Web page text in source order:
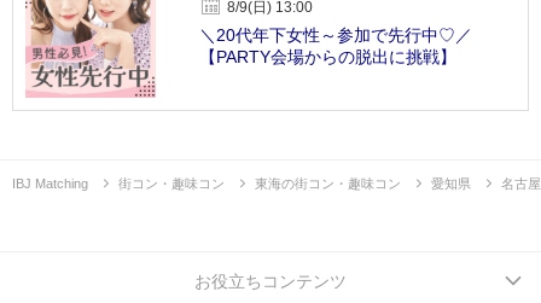
8/9(日) 13:00
＼20代年下女性～参加で先行中♡／
【PARTY会場からの脱出に挑戦】
IBJ Matching 街コン・趣味コン 東海の街コン・趣味コン 愛知県 名古屋
お役立ちコンテンツ